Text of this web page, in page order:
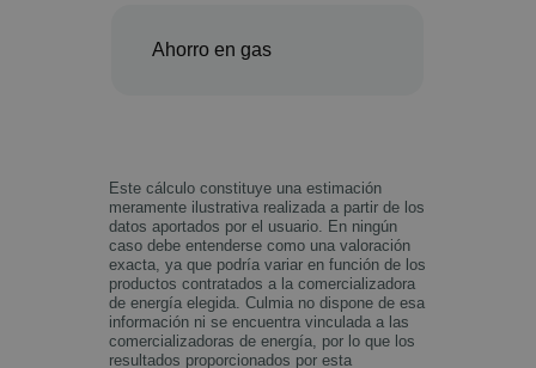
Ahorro en gas
Este cálculo constituye una estimación
meramente ilustrativa realizada a partir de los
datos aportados por el usuario. En ningún
caso debe entenderse como una valoración
exacta, ya que podría variar en función de los
productos contratados a la comercializadora
de energía elegida. Culmia no dispone de esa
información ni se encuentra vinculada a las
comercializadoras de energía, por lo que los
resultados proporcionados por esta